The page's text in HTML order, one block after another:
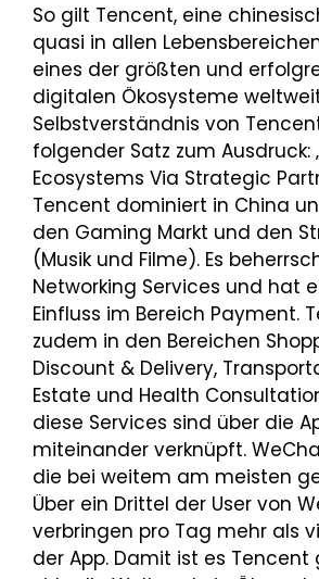
So gilt Tencent, eine
quasi in allen
eines der größten und
digitalen Ökosysteme
Selbstverständnis von
folgender Satz zum Ausdruck:
Ecosystems Via Strategic
Tencent dominiert in China
den Gaming Markt und den
(Musik und Filme). Es
Networking Services und hat
Einfluss im Bereich Payment.
zudem in den Bereichen
Discount & Delivery,
Estate und Health
diese Services sind über die
miteinander verknüpft.
die bei weitem am meisten
Über ein Drittel der User von
verbringen pro Tag mehr als
der App. Damit ist es Tencent